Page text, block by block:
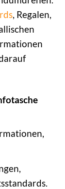
, Regalen,